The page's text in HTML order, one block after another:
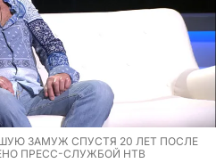
ЗАМУЖ СПУСТЯ 20 ЛЕТ ПОСЛЕ
ПРЕСС-СЛУЖБОЙ НТВ